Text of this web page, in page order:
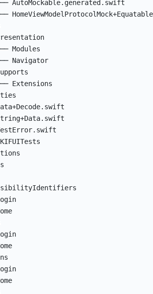
Modules
Navigator
Extensions